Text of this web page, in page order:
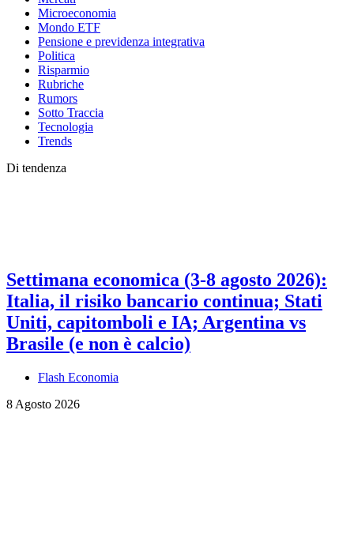
Microeconomia
Mondo ETF
Pensione e previdenza integrativa
Politica
Risparmio
Rubriche
Rumors
Sotto Traccia
Tecnologia
Trends
Di tendenza
Settimana economica (3-8 agosto 2026):
Italia, il risiko bancario continua; Stati
Uniti, capitomboli e IA; Argentina vs
Brasile (e non è calcio)
Flash Economia
8 Agosto 2026